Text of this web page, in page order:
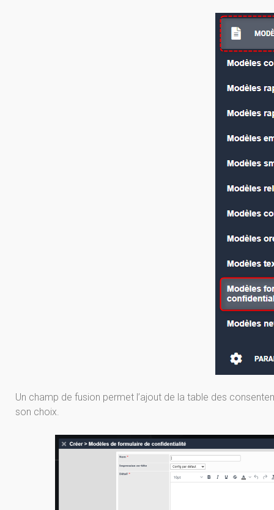
Un champ de fusion permet l’ajout de la table des
son choix.